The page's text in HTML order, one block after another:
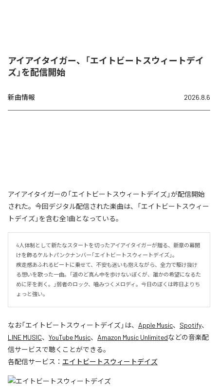
アイアイタイガー、「エイトビートスウィートデイ
ズ」を配信開始
新曲情報 2026.8.6
アイアイタイガーの「エイトビートスウィートデイズ」が配信開始
された。今回デジタル配信された楽曲は、「エイトビートスウィー
トデイズ」を含む全1曲となっている。
4人体制として新たなスタートを切ったアイアイタイガーが贈る、新章の幕開
けを飾るケルトパンクナンバー「エイトビートスウィートデイズ」。
疾走感あふれるビートに乗せて、不安も迷いも抱えながら、全力で駆け抜け
る想いを歌った一曲。「道のど真ん中を歩けないぼくが、誰かの希望になるた
めに牙を剥く。」弱者のロック、噛みつくメロディ。今日のぼくは昨日よりち
ょっと強い。
なお「エイトビートスウィートデイズ」は、 Apple Music、 Spotify、
LINE MUSIC、 YouTube Music、 Amazon Music Unlimitedなどの音楽配
信サービスで聴くことができる。
各配信サービス： エイトビートスウィートデイズ